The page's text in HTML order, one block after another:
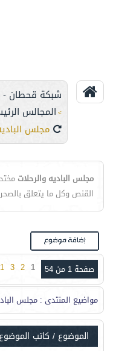
شبكة قحطان -
> المجالس
مجلس
مجلس الباديه والرحلات
القنص وكل ما يتعلق
صفحة 1 من 54 1
2
3
مواضيع المنتدى : مجلس
الموضوع / كاتب الموضوع